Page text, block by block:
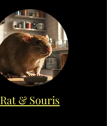
Rat & Souris